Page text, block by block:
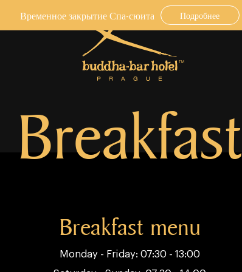
Breakfast
Breakfast menu
Monday - Friday: 07:30 - 13:00
Временное закрытие Спа-сюита Подробнее